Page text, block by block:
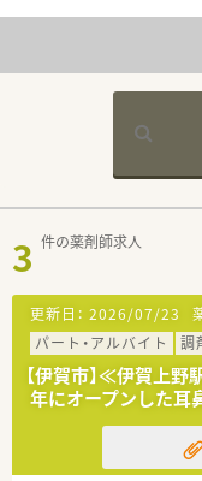
3 件の薬剤師求人
更新日： 2026/07/23
パート・アルバイト
調
【伊賀市】≪伊賀上
年にオープンした耳